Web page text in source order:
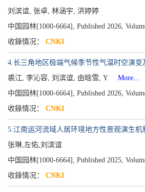
刘滨谊, 张卓, 林涵宇, 洪婷婷
中国园林[1000-6664], Published 2026,
收錄情况： CNKI
4.长三角地区极端气候季节性气温时空演
裘江, 李沁容, 刘滨谊, 由晗雪, Y
More...
中国园林[1000-6664], Published 2026,
收錄情况： CNKI
5.江南运河流域人居环境地方性景观演生机
张琳,左佑,刘滨谊
中国园林[1000-6664], Published 2025,
收錄情况： CNKI